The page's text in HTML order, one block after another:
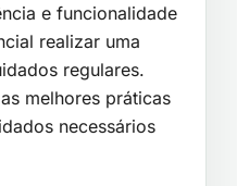
e funcionalidade
realizar uma
regulares.
melhores práticas
necessários